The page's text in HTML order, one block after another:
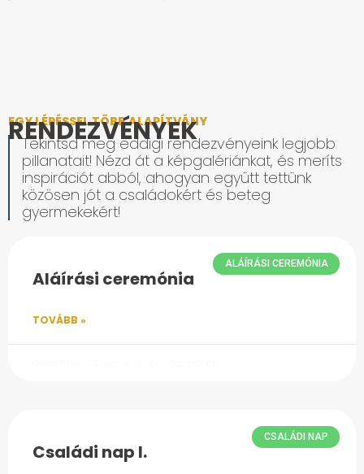
EGY LÉPÉSSEL TÖBB ALAPÍTVÁNY
RENDEZVÉNYEK
Tekintsd meg eddigi rendezvényeink legjobb
pillanatait! Nézd át a képgalériánkat, és meríts
inspirációt abból, ahogyan együtt tettünk
közösen jót a családokért és beteg
gyermekekért!
ALÁÍRÁSI CEREMÓNIA
Aláírási ceremónia
TOVÁBB »
CSALÁDI NAP
Családi nap I.